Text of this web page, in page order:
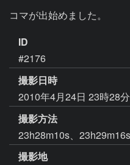
コマが出始めました。
ID
#2176
撮影日時
2010年4月24日 23時28
撮影方法
23h28m10s、
撮影地